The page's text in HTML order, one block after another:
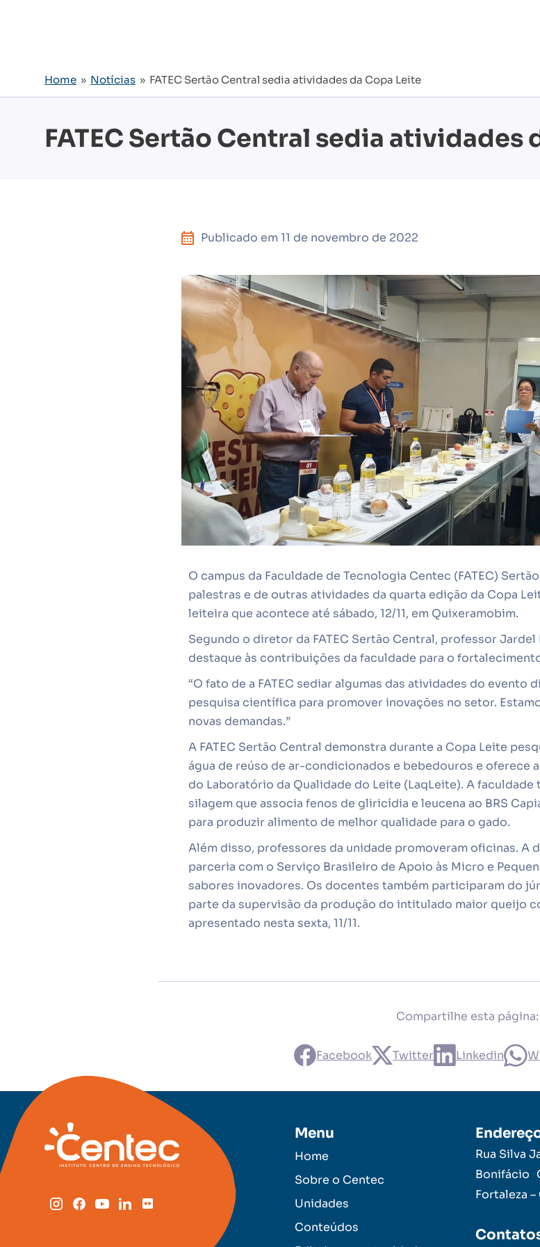
Home » Notícias » FATEC Sertão Central sedia atividades da Copa Leite
FATEC Sertão Central sedia atividades
Publicado em 11 de novembro de 2022
O campus da Faculdade de Tecnologia Centec (FATEC)
palestras e de outras atividades da quarta edição da Copa
leiteira que acontece até sábado, 12/11, em Quixeramobim.
Segundo o diretor da FATEC Sertão Central, professor Jardel
destaque às contribuições da faculdade para o
“O fato de a FATEC sediar algumas das atividades do evento
pesquisa científica para promover inovações no setor.
novas demandas.”
A FATEC Sertão Central demonstra durante a Copa Leite
água de reúso de ar-condicionados e bebedouros e oferece
do Laboratório da Qualidade do Leite (LaqLeite). A
silagem que associa fenos de gliricídia e leucena ao BRS
para produzir alimento de melhor qualidade para o gado.
Além disso, professores da unidade promoveram oficinas. A
parceria com o Serviço Brasileiro de Apoio às Micro e
sabores inovadores. Os docentes também participaram do
parte da supervisão da produção do intitulado maior queijo
apresentado nesta sexta, 11/11.
Compartilhe esta página:
Facebook Twitter Linkedin
Menu
Home
Sobre o Centec
Unidades
Conteúdos
Rua Silva
Bonifácio
Fortaleza –